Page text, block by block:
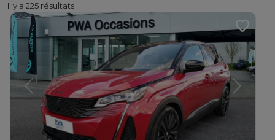
Il y a 225 résultats
Previous Next